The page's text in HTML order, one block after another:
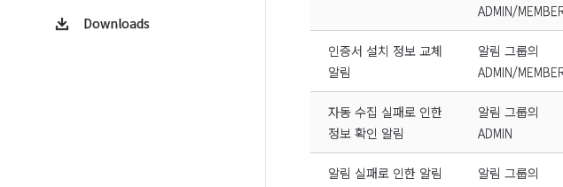
Downloads
ADMIN/
인증서 설치 정보 교체
알림
알림 그룹의
ADMIN/
자동 수집 실패로 인한
정보 확인 알림
알림 그룹의
ADMIN
알림 실패로 인한 알림
알림 그룹의